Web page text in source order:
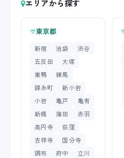
エリアから探す
東京都
新宿 池袋
渋谷
五反田
大塚
巣鴨
練馬
錦糸町
新小岩
小岩
亀戸
亀有
新橋
蒲田
赤羽
高円寺
荻窪
吉祥寺
国分寺
調布
府中
立川